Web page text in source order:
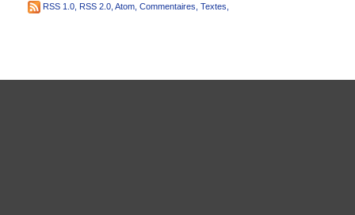
RSS 1.0 RSS 2.0 Atom Commentaires Textes